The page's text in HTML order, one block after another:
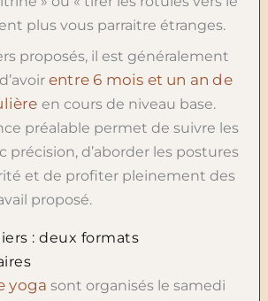
plus vous parraitre étranges.
proposés, il est généralement
entre 6 mois et un an de
en cours de niveau base.
préalable permet de suivre les
précision, d’aborder les postures
et de profiter pleinement des
proposé.
: deux formats
yoga sont organisés le samedi